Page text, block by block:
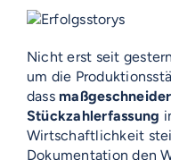
Nicht erst seit
um die
dass
Stückzahlerfassung
Wirtschaftlichkeit
Dokumentation den